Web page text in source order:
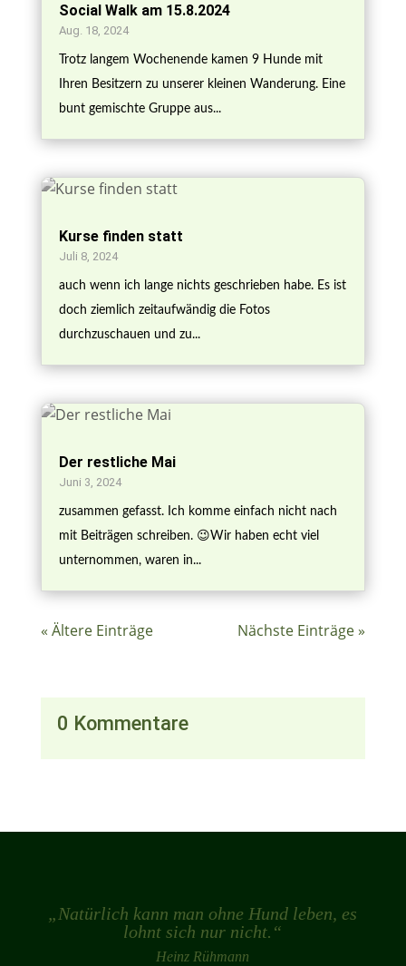
Social Walk am 15.8.2024
Aug. 18, 2024
Trotz langem Wochenende kamen 9 Hunde mit
Ihren Besitzern zu unserer kleinen Wanderung. Eine
bunt gemischte Gruppe aus...
Kurse finden statt
Juli 8, 2024
auch wenn ich lange nichts geschrieben habe. Es ist
doch ziemlich zeitaufwändig die Fotos
durchzuschauen und zu...
Der restliche Mai
Juni 3, 2024
zusammen gefasst. Ich komme einfach nicht nach
mit Beiträgen schreiben. 😉Wir haben echt viel
unternommen, waren in...
« Ältere Einträge Nächste Einträge »
0 Kommentare
„Natürlich kann man ohne Hund leben, es
lohnt sich nur nicht.“
Heinz Rühmann